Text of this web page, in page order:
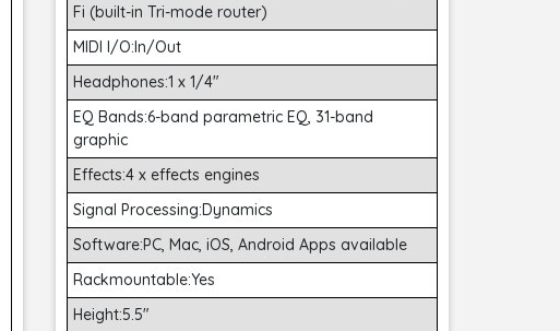
Fi (built-in Tri-mode router)
MIDI I/O:In/Out
Headphones:1 x 1/4"
EQ Bands:6-band parametric EQ, 31-band
graphic
Effects:4 x effects engines
Signal Processing:Dynamics
Software:PC, Mac, iOS, Android Apps available
Rackmountable:Yes
Height:5.5"